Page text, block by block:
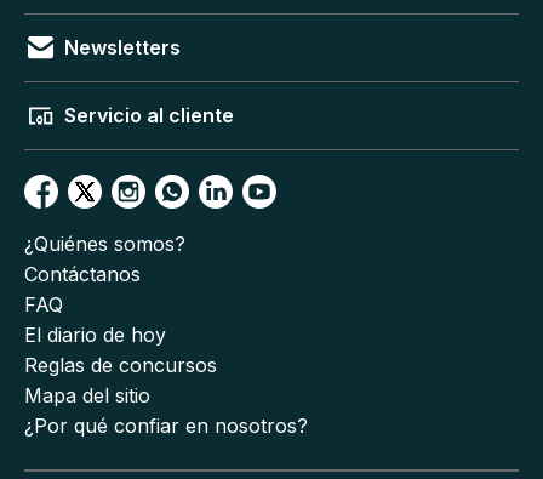
Newsletters
Servicio al cliente
¿Quiénes somos?
Contáctanos
FAQ
El diario de hoy
Reglas de concursos
Mapa del sitio
¿Por qué confiar en nosotros?